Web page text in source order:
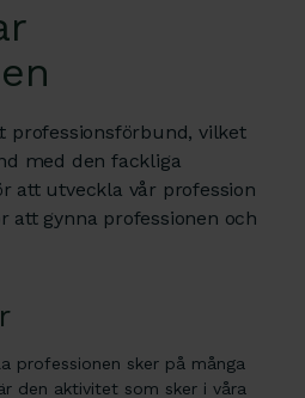
professionsförbund, vilket
med den fackliga
att utveckla vår profession
att gynna professionen och
professionen sker på många
den aktivitet som sker i våra